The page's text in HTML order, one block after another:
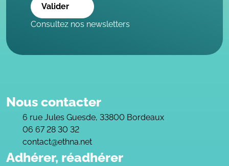
Valider
Consultez nos newsletters
Nous contacter
6 rue Jules Guesde, 33800 Bordeaux
06 67 28 30 32
contact@ethna.net
Adhérer, réadhérer